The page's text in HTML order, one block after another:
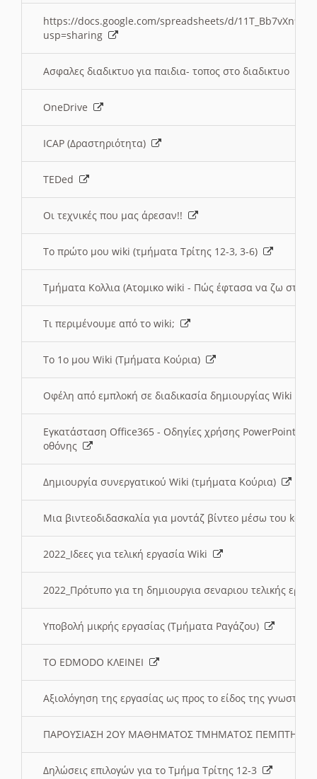
https://docs.google.com/spreadsheets/d/
usp=sharing
Ασφαλες διαδικτυο για παιδια- τοπος στο διαδικτυο
OneDrive
ICAP (Δραστηριότητα)
TEDed
Οι τεχνικές που μας άρεσαν!!
Το πρώτο μου wiki (τμήματα Τρίτης 12-3, 3-6)
Τμήματα Κολλια (Ατομικο wiki - Πώς έφτασα να ζω στην
Τι περιμένουμε από το wiki;
Το 1ο μου Wiki (Τμήματα Κούρια)
Οφέλη από εμπλοκή σε διαδικασία δημιουργίας Wiki
Εγκατάσταση Office365 - Οδηγίες χρήσης PowerPoint
οθόνης
Δημιουργία συνεργατικού Wiki (τμήματα Κούρια)
Μια βιντεοδιδασκαλία για μοντάζ βίντεο μέσω του
2022_Ιδεες για τελική εργασία Wiki
2022_Πρότυπο για τη δημιουργια σεναριου τελικής
Υποβολή μικρής εργασίας (Τμήματα Ραγάζου)
ΤΟ EDMODO ΚΛΕΙΝΕΙ
Αξιολόγηση της εργασίας ως προς το είδος της
ΠΑΡΟΥΣΙΑΣΗ 2ΟΥ ΜΑΘΗΜΑΤΟΣ ΤΜΗΜΑΤΟΣ
Δηλώσεις επιλογών για το Τμήμα Τρίτης 12-3